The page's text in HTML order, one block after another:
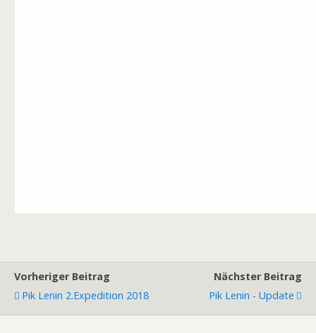
Vorheriger Beitrag
Pik Lenin 2.Expedition 2018
Nächster Beitrag
Pik Lenin - Update